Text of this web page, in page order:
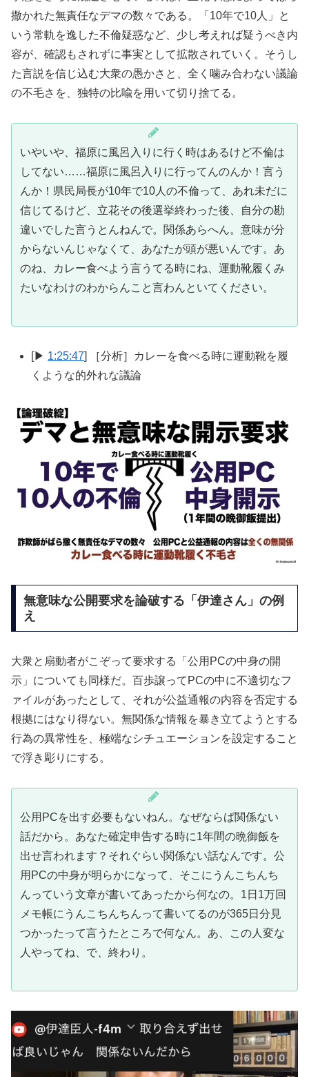
撒かれた無責任なデマの数々である。「10年で10人」と
いう常軌を逸した不倫疑惑など、少し考えれば疑うべき内
容が、確認もされずに事実として拡散されていく。そうし
た言説を信じ込む大衆の愚かさと、全く噛み合わない議論
の不毛さを、独特の比喩を用いて切り捨てる。
いやいや、福原に風呂入りに行く時はあるけど不倫は
してない……福原に風呂入りに行ってんのんか！言う
んか！県民局長が10年で10人の不倫って、あれ未だに
信じてるけど、立花その後選挙終わった後、自分の勘
違いでした言うとんねんで。関係あらへん。意味が分
からないんじゃなくて、あなたが頭が悪いんです。あ
のね、カレー食べよう言うてる時にね、運動靴履くみ
たいなわけのわからんこと言わんといてください。
[▶ 1:25:47] ［分析］カレーを食べる時に運動靴を履
くような的外れな議論
無意味な公開要求を論破する「伊達さん」の例
え
大衆と扇動者がこぞって要求する「公用PCの中身の開
示」についても同様だ。百歩譲ってPCの中に不適切なフ
ァイルがあったとして、それが公益通報の内容を否定する
根拠にはなり得ない。無関係な情報を暴き立てようとする
行為の異常性を、極端なシチュエーションを設定すること
で浮き彫りにする。
公用PCを出す必要もないねん。なぜならば関係ない
話だから。あなた確定申告する時に1年間の晩御飯を
出せ言われます？それぐらい関係ない話なんです。公
用PCの中身が明らかになって、そこにうんこちんち
んっていう文章が書いてあったから何なの。1日1万回
メモ帳にうんこちんちんって書いてるのが365日分見
つかったって言うたところで何なん。あ、この人変な
人やってね、で、終わり。